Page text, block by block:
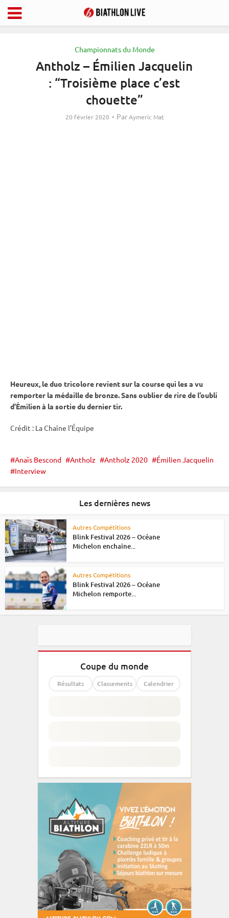
Championnats du Monde
Antholz – Émilien Jacquelin
: “Troisième place c’est
chouette”
20 février 2020 ParAymeric Mat
Heureux, le duo tricolore revient sur la course qui les a vu
remporter la médaille de bronze. Sans oublier de rire de l’oubli
d’Émilien à la sortie du dernier tir.
Crédit : La Chaîne l’Équipe
Anaïs Bescond Antholz Antholz 2020
Émilien Jacquelin
Interview
Les dernières news
Autres Compétitions
Blink Festival 2026 – Océane
Michelon enchaîne...
Autres Compétitions
Blink Festival 2026 – Océane
Michelon remporte...
Coupe du monde
Résultats Classements Calendrier